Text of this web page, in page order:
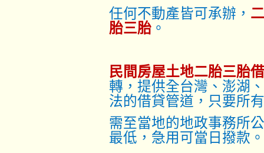
任何不動產皆可承辦，
胎三胎 。
民間房屋土地二胎三胎
轉，提供全台灣、澎湖
法的借貸管道，只要所
需至當地的地政事務所
最低，急用可當日撥款。